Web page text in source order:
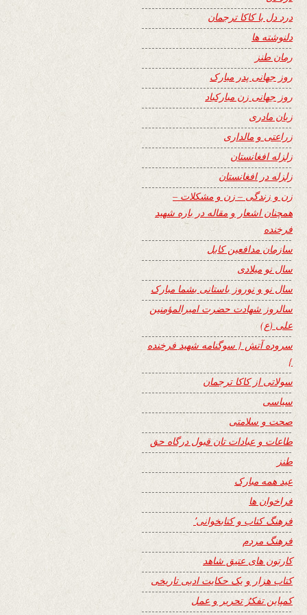
درد دل با کاکا ترجمان
دلنوشته ها
رمان طنز
روز جهانی پدر مبارک
روز جهانی زن مبارکباد
زبان مادری
زراعتی و مالداری
زلزله افغانستان
زلزله در افغانستان
زن و زندگی – زن و مشکلات –
همچنان اشعار و مقاله در باره شهید
فرخنده
سازمان مدافعین کابل
سال نو میلادی
سال نو و نوروز باستانی بشما مبارک
سالروز شهادت حضرت امیرالمؤمنین
علی (ع)
سروده آتش { سوگنامه شهید فرخنده
}
سولاتی از کاکا ترجمان
سیاسی
صحت و سلامتی
طاعات و عبادات تان قبول درگاه حق
طنز
عید همه مبارک
فراخوان ها
فرهنگ کتاب و کتابخوانی٬
فرهنگ مردم
کارتون های عتیق شاهد
کتاب هزار و یک حکایت ادبی تاریخی
کمپاین تفکرُ تحریر و عمل